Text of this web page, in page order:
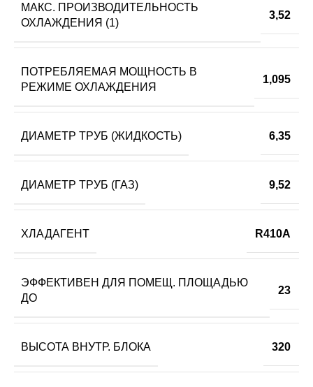
МАКС. ПРОИЗВОДИТЕЛЬНОСТЬ
ОХЛАЖДЕНИЯ (1)
3,52
ПОТРЕБЛЯЕМАЯ МОЩНОСТЬ В
РЕЖИМЕ ОХЛАЖДЕНИЯ
1,095
ДИАМЕТР ТРУБ (ЖИДКОСТЬ) 6,35
ДИАМЕТР ТРУБ (ГАЗ) 9,52
ХЛАДАГЕНТ R410A
ЭФФЕКТИВЕН ДЛЯ ПОМЕЩ. ПЛОЩАДЬЮ
ДО
23
ВЫСОТА ВНУТР. БЛОКА 320